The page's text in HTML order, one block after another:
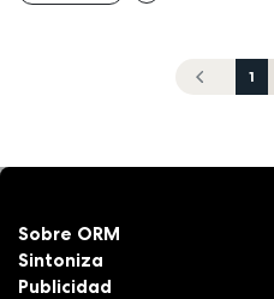
1
Sobre ORM
Sintoniza
Publicidad